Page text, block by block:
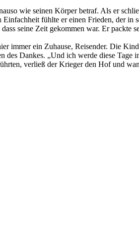
wie seinen Körper betraf. Als er
fühlte er einen Frieden, der in
seine Zeit gekommen war. Er packte
immer ein Zuhause, Reisender. Die
Dankes. „Und ich werde diese Tage
verließ der Krieger den Hof und